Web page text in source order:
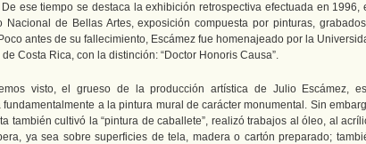
ese tiempo se destaca la exhibición retrospectiva efectuada en 1996,
Nacional de Bellas Artes, exposición compuesta por pinturas,
antes de su fallecimiento, Escámez fue homenajeado por la
Costa Rica, con la distinción: “Doctor Honoris Causa”.
visto, el grueso de la producción artística de Julio Escámez,
fundamentalmente a la pintura mural de carácter monumental. Sin
también cultivó la “pintura de caballete”, realizó trabajos al óleo, al
ya sea sobre superficies de tela, madera o cartón preparado;